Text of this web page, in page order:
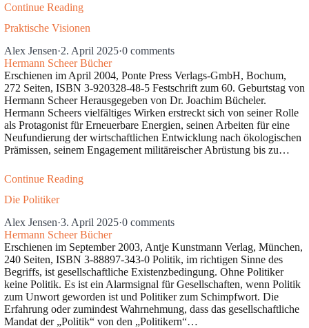
Continue Reading
Praktische Visionen
Alex Jensen·2. April 2025·0 comments
Hermann Scheer Bücher
Erschienen im April 2004, Ponte Press Verlags-GmbH, Bochum,
272 Seiten, ISBN 3-920328-48-5 Festschrift zum 60. Geburtstag von
Hermann Scheer Herausgegeben von Dr. Joachim Bücheler.
Hermann Scheers vielfältiges Wirken erstreckt sich von seiner Rolle
als Protagonist für Erneuerbare Energien, seinen Arbeiten für eine
Neufundierung der wirtschaftlichen Entwicklung nach ökologischen
Prämissen, seinem Engagement militäreischer Abrüstung bis zu…
Continue Reading
Die Politiker
Alex Jensen·3. April 2025·0 comments
Hermann Scheer Bücher
Erschienen im September 2003, Antje Kunstmann Verlag, München,
240 Seiten, ISBN 3-88897-343-0 Politik, im richtigen Sinne des
Begriffs, ist gesellschaftliche Existenzbedingung. Ohne Politiker
keine Politik. Es ist ein Alarmsignal für Gesellschaften, wenn Politik
zum Unwort geworden ist und Politiker zum Schimpfwort. Die
Erfahrung oder zumindest Wahrnehmung, dass das gesellschaftliche
Mandat der „Politik“ von den „Politikern“…